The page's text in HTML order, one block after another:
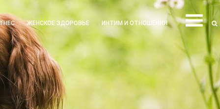
ЖЕНСКОЕ ЗДОРОВЬЕ ИНТИМ И ОТНОШЕНИЯ